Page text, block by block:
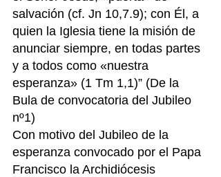
salvación (cf. Jn 10,7.9); con Él, a
quien la Iglesia tiene la misión de
anunciar siempre, en todas partes
y a todos como «nuestra
esperanza» (1 Tm 1,1)” (De la
Bula de convocatoria del Jubileo
nº1)
Con motivo del Jubileo de la
esperanza convocado por el Papa
Francisco la Archidiócesis